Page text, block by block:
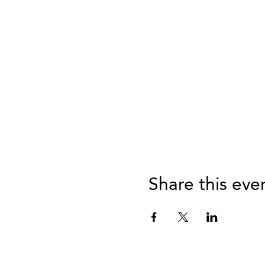
Share this